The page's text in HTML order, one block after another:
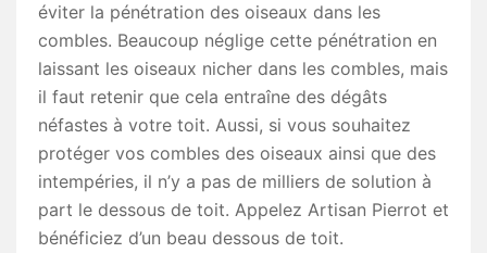
éviter la pénétration des oiseaux dans les
combles. Beaucoup néglige cette pénétration en
laissant les oiseaux nicher dans les combles, mais
il faut retenir que cela entraîne des dégâts
néfastes à votre toit. Aussi, si vous souhaitez
protéger vos combles des oiseaux ainsi que des
intempéries, il n’y a pas de milliers de solution à
part le dessous de toit. Appelez Artisan Pierrot et
bénéficiez d’un beau dessous de toit.